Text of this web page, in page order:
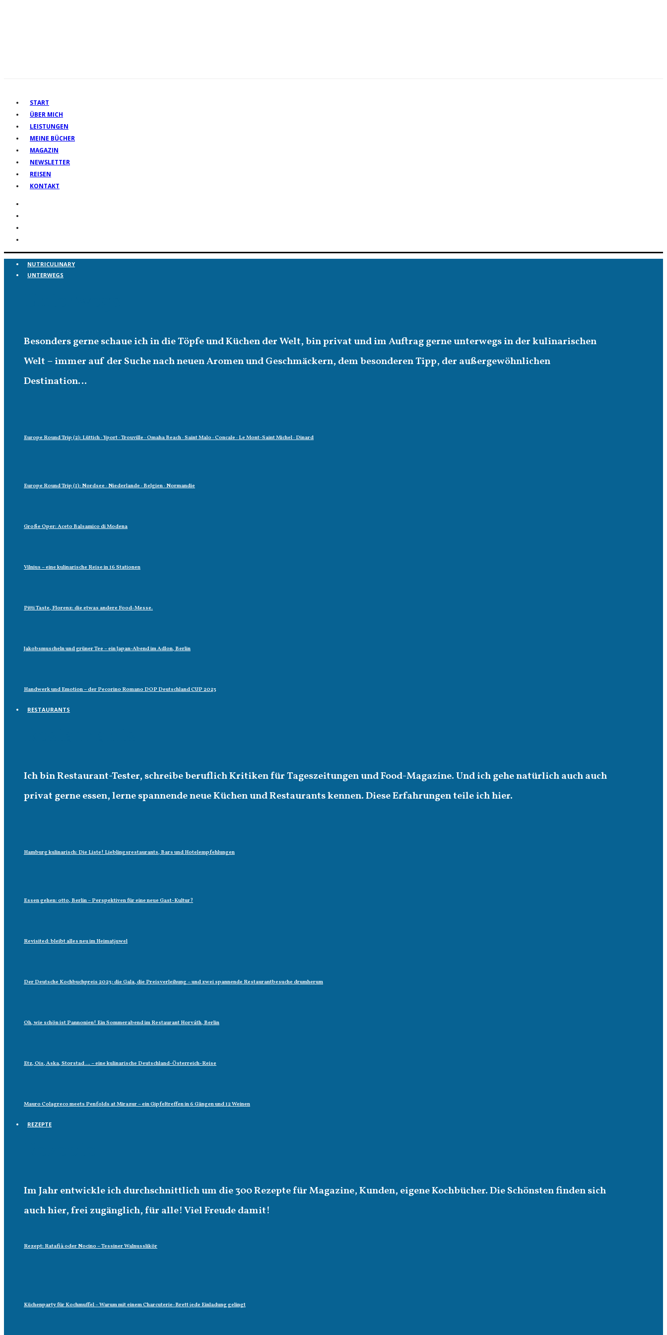
START
ÜBER MICH
LEISTUNGEN
MEINE BÜCHER
MAGAZIN
NEWSLETTER
REISEN
KONTAKT
NUTRICULINARY
UNTERWEGS
Besonders gerne schaue ich in die Töpfe und Küchen der Welt, bin privat und im Auftrag gerne unterwegs in der kulinarischen
Welt – immer auf der Suche nach neuen Aromen und Geschmäckern, dem besonderen Tipp, der außergewöhnlichen
Destination…
Europe Round Trip (2): Lüttich · Yport · Trouville · Omaha Beach · Saint Malo · Concale · Le Mont-Saint Michel · Dinard
Europe Round Trip (1): Nordsee · Niederlande · Belgien · Normandie
Große Oper: Aceto Balsamico di Modena
Vilnius – eine kulinarische Reise in 16 Stationen
Pitti Taste, Florenz: die etwas andere Food-Messe.
Jakobsmuscheln und grüner Tee – ein Japan-Abend im Adlon, Berlin
Handwerk und Emotion – der Pecorino Romano DOP Deutschland CUP 2023
RESTAURANTS
Ich bin Restaurant-Tester, schreibe beruflich Kritiken für Tageszeitungen und Food-Magazine. Und ich gehe natürlich auch auch
privat gerne essen, lerne spannende neue Küchen und Restaurants kennen. Diese Erfahrungen teile ich hier.
Hamburg kulinarisch: Die Liste! Lieblingsrestaurants, Bars und Hotelempfehlungen
Essen gehen: otto, Berlin – Perspektiven für eine neue Gast-Kultur?
Revisited: bleibt alles neu im Heimatjuwel
Der Deutsche Kochbuchpreis 2023: die Gala, die Preisverleihung – und zwei spannende Restaurantbesuche drumherum
Oh, wie schön ist Pannonien! Ein Sommerabend im Restaurant Horváth, Berlin
Etz, Ois, Aska, Storstad … – eine kulinarische Deutschland-Österreich-Reise
Mauro Colagreco meets Penfolds at Mirazur – ein Gipfeltreffen in 6 Gängen und 12 Weinen
REZEPTE
Im Jahr entwickle ich durchschnittlich um die 300 Rezepte für Magazine, Kunden, eigene Kochbücher. Die Schönsten finden sich
auch hier, frei zugänglich, für alle! Viel Freude damit!
Rezept: Ratafià oder Nocino – Tessiner Walnusslikör
Küchenparty für Kochmuffel – Warum mit einem Charcuterie-Brett jede Einladung gelingt